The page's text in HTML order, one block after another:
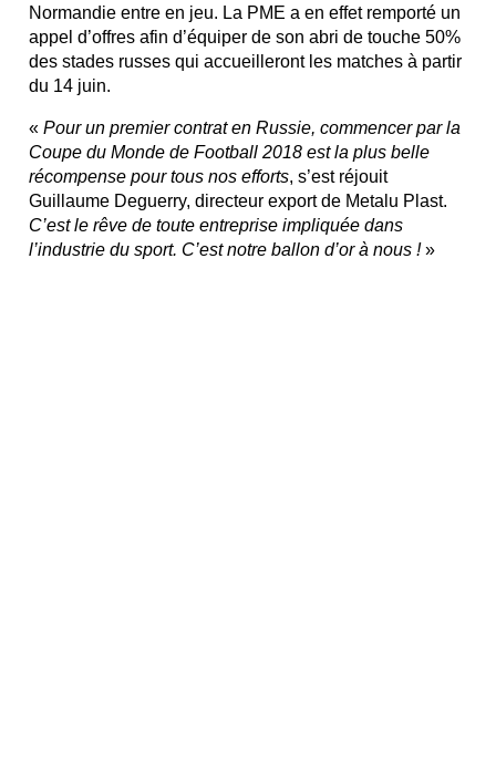
Normandie entre en jeu. La PME a en effet remporté un
appel d’offres afin d’équiper de son abri de touche 50%
des stades russes qui accueilleront les matches à partir
du 14 juin.
«Pour un premier contrat en Russie, commencer par la
Coupe du Monde de Football 2018 est la plus belle
récompense pour tous nos efforts, s’est réjouit
Guillaume Deguerry, directeur export de Metalu Plast.
C’est le rêve de toute entreprise impliquée dans
l’industrie du sport. C’est notre ballon d’or à nous !»